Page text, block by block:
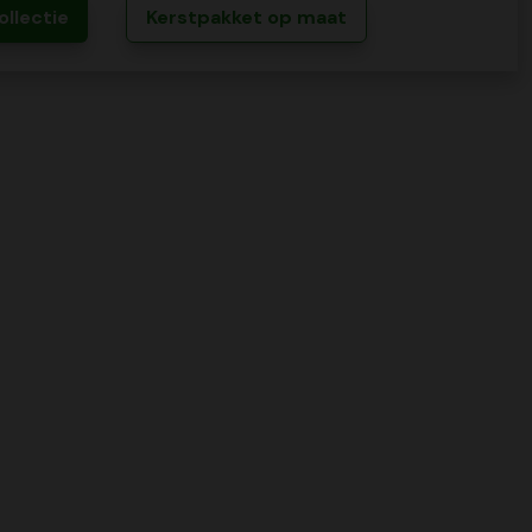
Kerstpakket op maat